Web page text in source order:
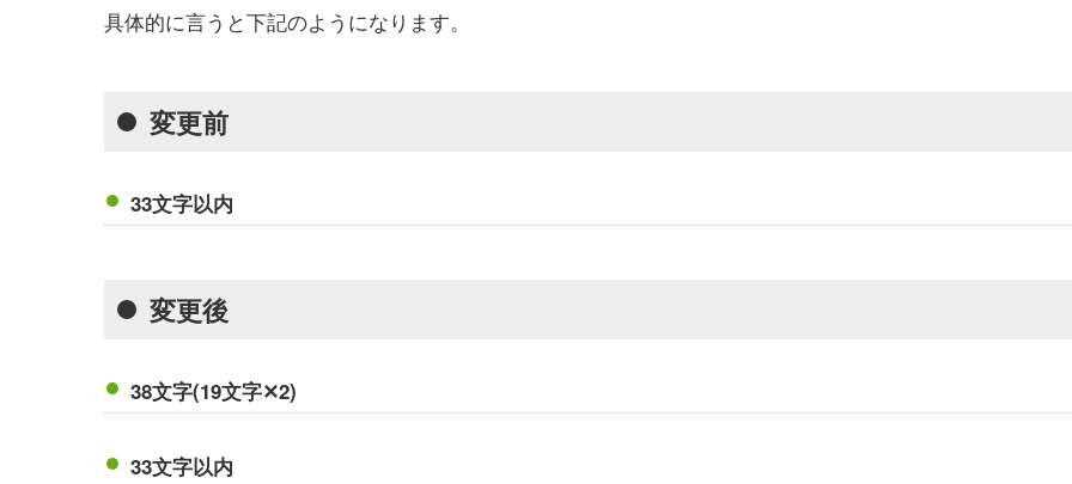
具体的に言うと下記のようになります。
変更前
33文字以内
変更後
38文字(19文字✕2)
33文字以内